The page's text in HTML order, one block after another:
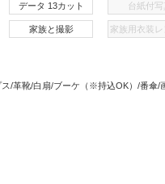
データ 13カット 台紙付写
家族と撮影 家族用衣装
/革靴/白扇/ブーケ（※持込OK）/番傘/